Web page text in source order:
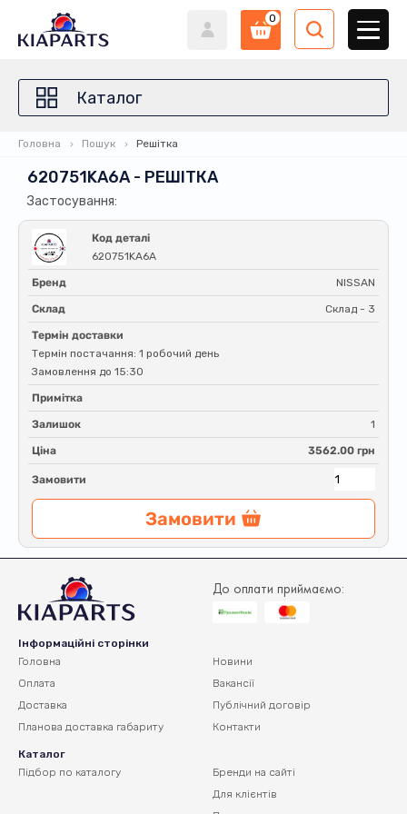
0
Каталог
Головна Пошук Решітка
620751KA6A - РЕШІТКА
Застосування:
Код деталі
620751KA6A
Бренд NISSAN
Склад Склад - 3
Термін доставки
Термін постачання: 1 робочий день
Замовлення до 15:30
Примітка
Залишок 1
Ціна 3562.00 грн
Замовити
Замовити
До оплати приймаємо:
Інформаційні сторінки
Головна
Оплата
Доставка
Планова доставка габариту
Новини
Вакансії
Публічний договір
Контакти
Каталог
Підбор по каталогу
Бренди на сайті
Для клієнтів